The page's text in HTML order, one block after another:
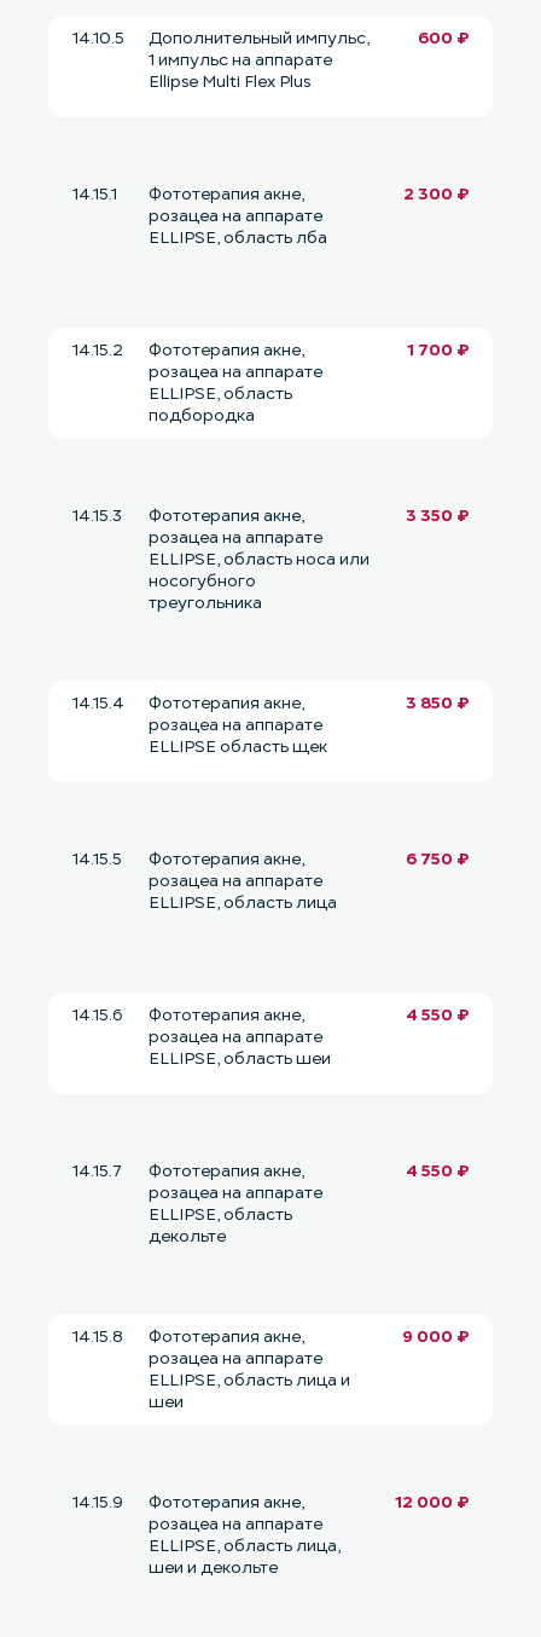
14.10.5
Дополнительный импульс,
1 импульс на аппарате
Ellipse Multi Flex Plus
600 ₽
14.15.1
Фототерапия акне,
розацеа на аппарате
ELLIPSE, область лба
2 300 ₽
14.15.2
Фототерапия акне,
розацеа на аппарате
ELLIPSE, область
подбородка
1 700 ₽
14.15.3
Фототерапия акне,
розацеа на аппарате
ELLIPSE, область носа или
носогубного
треугольника
3 350 ₽
14.15.4
Фототерапия акне,
розацеа на аппарате
ELLIPSE область щек
3 850 ₽
14.15.5
Фототерапия акне,
розацеа на аппарате
ELLIPSE, область лица
6 750 ₽
14.15.6
Фототерапия акне,
розацеа на аппарате
ELLIPSE, область шеи
4 550 ₽
14.15.7
Фототерапия акне,
розацеа на аппарате
ELLIPSE, область
декольте
4 550 ₽
14.15.8
Фототерапия акне,
розацеа на аппарате
ELLIPSE, область лица и
шеи
9 000 ₽
14.15.9
Фототерапия акне,
розацеа на аппарате
ELLIPSE, область лица,
шеи и декольте
12 000 ₽